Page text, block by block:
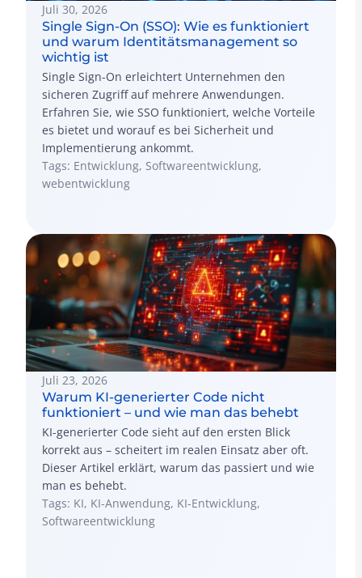
Juli 30, 2026
Single Sign-On (SSO): Wie es funktioniert
und warum Identitätsmanagement so
wichtig ist
Single Sign-On erleichtert Unternehmen den
sicheren Zugriff auf mehrere Anwendungen.
Erfahren Sie, wie SSO funktioniert, welche Vorteile
es bietet und worauf es bei Sicherheit und
Implementierung ankommt.
Tags: Entwicklung, Softwareentwicklung,
webentwicklung
Juli 23, 2026
Warum KI-generierter Code nicht
funktioniert – und wie man das behebt
KI-generierter Code sieht auf den ersten Blick
korrekt aus – scheitert im realen Einsatz aber oft.
Dieser Artikel erklärt, warum das passiert und wie
man es behebt.
Tags: KI, KI-Anwendung, KI-Entwicklung,
Softwareentwicklung